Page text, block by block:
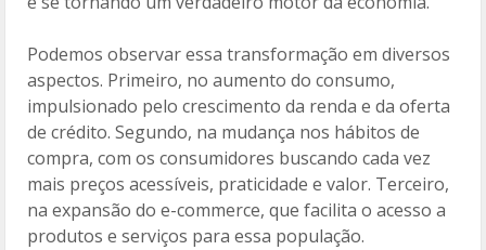
Podemos observar essa transformação em diversos
aspectos. Primeiro, no aumento do consumo,
impulsionado pelo crescimento da renda e da oferta
de crédito. Segundo, na mudança nos hábitos de
compra, com os consumidores buscando cada vez
mais preços acessíveis, praticidade e valor. Terceiro,
na expansão do e-commerce, que facilita o acesso a
produtos e serviços para essa população.